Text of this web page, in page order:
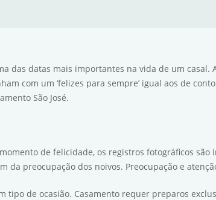
das datas mais importantes na vida de um
com um ‘felizes para sempre’ igual aos de
São José.
de felicidade, os registros fotográficos
da preocupação dos noivos. Preocupação e
tipo de ocasião. Casamento requer preparos